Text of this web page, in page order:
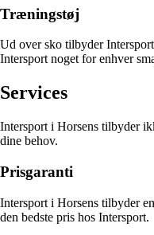
Træningstøj
Ud over sko tilbyder
Intersport noget for enhver
Services
Intersport i Horsens tilbyder
dine behov.
Prisgaranti
Intersport i Horsens tilbyder
den bedste pris hos Intersport.